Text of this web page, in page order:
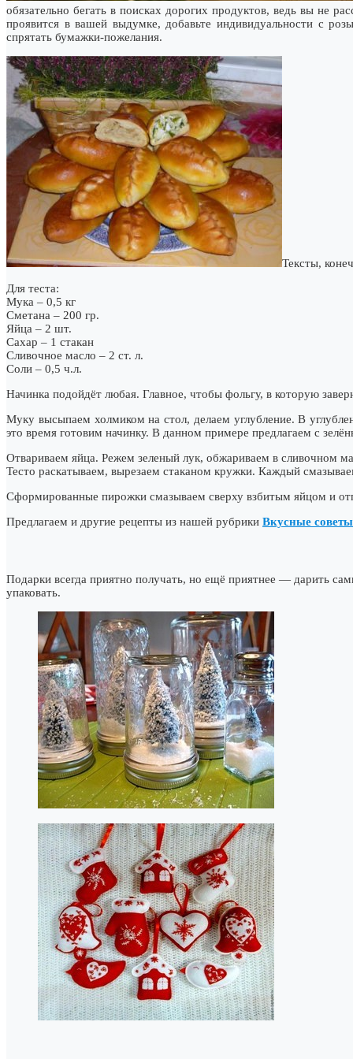
обязательно бегать в поисках дорогих продуктов, ведь вы не
проявится в вашей выдумке, добавьте индивидуальности с
спрятать бумажки-пожелания.
Тексты,
Для теста:
Мука – 0,5 кг
Сметана – 200 гр.
Яйца – 2 шт.
Сахар – 1 стакан
Сливочное масло – 2 ст. л.
Соли – 0,5 ч.л.
Начинка подойдёт любая. Главное, чтобы фольгу, в которую
Муку высыпаем холмиком на стол, делаем углубление. В
это время готовим начинку. В данном примере предлагаем с
Отвариваем яйца. Режем зеленый лук, обжариваем в сливочном
Тесто раскатываем, вырезаем стаканом кружки. Каждый
Сформированные пирожки смазываем сверху взбитым яйцом и
Предлагаем и другие рецепты из нашей рубрики Вкусные советы
Подарки всегда приятно получать, но ещё приятнее — дарить
упаковать.